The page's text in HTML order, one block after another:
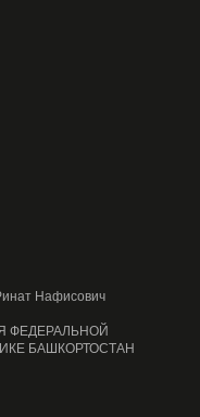
Нафисович
ФЕДЕРАЛЬНОЙ
БАШКОРТОСТАН